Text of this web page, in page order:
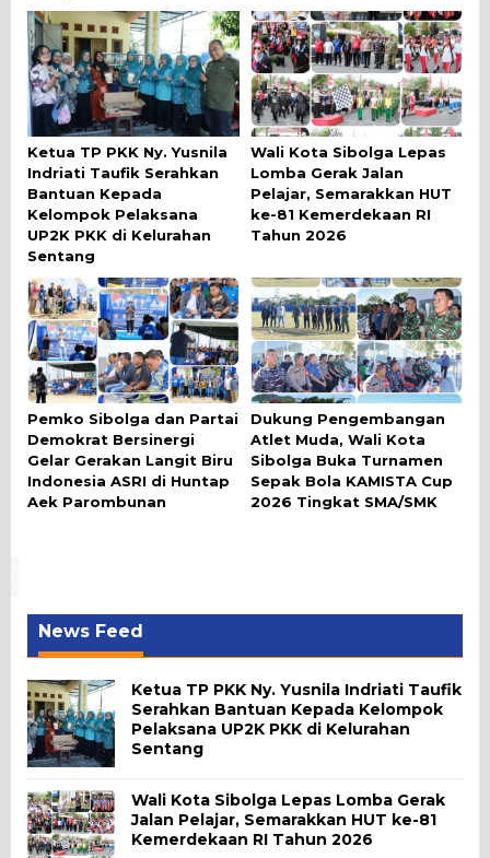
Ketua TP PKK Ny. Yusnila
Indriati Taufik Serahkan
Bantuan Kepada
Kelompok Pelaksana
UP2K PKK di Kelurahan
Sentang
Wali Kota Sibolga Lepas
Lomba Gerak Jalan
Pelajar, Semarakkan HUT
ke-81 Kemerdekaan RI
Tahun 2026
Pemko Sibolga dan Partai
Demokrat Bersinergi
Gelar Gerakan Langit Biru
Indonesia ASRI di Huntap
Aek Parombunan
Dukung Pengembangan
Atlet Muda, Wali Kota
Sibolga Buka Turnamen
Sepak Bola KAMISTA Cup
2026 Tingkat SMA/SMK
News Feed
Ketua TP PKK Ny. Yusnila Indriati Taufik
Serahkan Bantuan Kepada Kelompok
Pelaksana UP2K PKK di Kelurahan
Sentang
Wali Kota Sibolga Lepas Lomba Gerak
Jalan Pelajar, Semarakkan HUT ke-81
Kemerdekaan RI Tahun 2026